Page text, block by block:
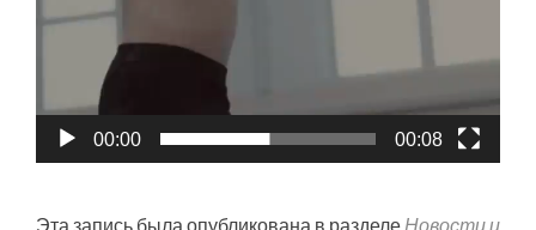
00:00 00:08
Эта запись была опубликована в разделеНовости и